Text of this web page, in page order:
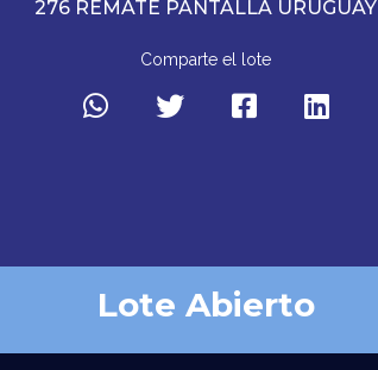
276 REMATE PANTALLA URUGUAY
Comparte el lote
Lote Abierto